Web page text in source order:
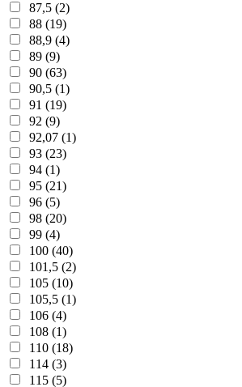
87,5 (2)
88 (19)
88,9 (4)
89 (9)
90 (63)
90,5 (1)
91 (19)
92 (9)
92,07 (1)
93 (23)
94 (1)
95 (21)
96 (5)
98 (20)
99 (4)
100 (40)
101,5 (2)
105 (10)
105,5 (1)
106 (4)
108 (1)
110 (18)
114 (3)
115 (5)